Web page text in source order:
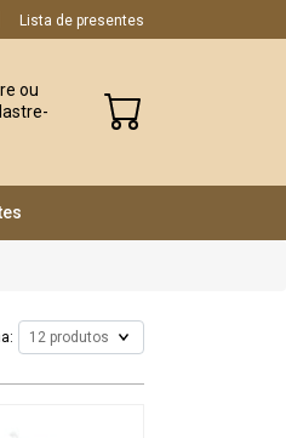
Lista de presentes
ou